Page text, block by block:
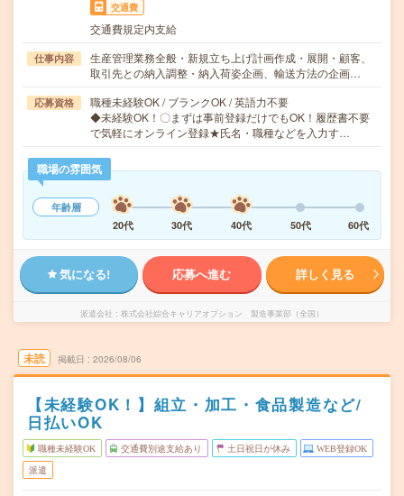
交通費
交通費規定内支給
仕事内容
生産管理業務全般・新規立ち上げ計画作成・展開・顧客、
取引先との納入調整・納入荷姿企画、輸送方法の企画…
応募資格
職種未経験OK / ブランクOK / 英語力不要
◆未経験OK！〇まずは事前登録だけでもOK！履歴書不要
で気軽にオンライン登録★氏名・職種などを入力す…
職場の雰囲気
年齢層
20代
30代 40代 50代 60代
気になる! 応募へ進む 詳しく見る
派遣会社 株式会社綜合キャリアオプション 製造事業部（全国）
未読 掲載日 2026/08/06
【未経験OK！】組立・加工・食品製造など/
日払いOK
職種未経験OK 交通費別途支給あり 土日祝日が休み WEB登録OK
派遣